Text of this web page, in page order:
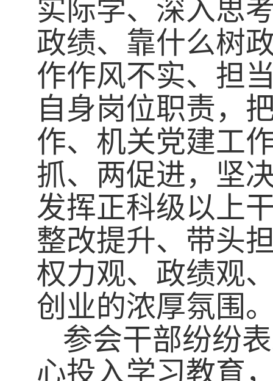
实际学、深入思
政绩、靠什么树
作作风不实、担
自身岗位职责，
作、机关党建工
抓、两促进，坚
发挥正科级以上
整改提升、带头
权力观、政绩观
创业的浓厚氛围
参会干部纷纷
心投入学习教育